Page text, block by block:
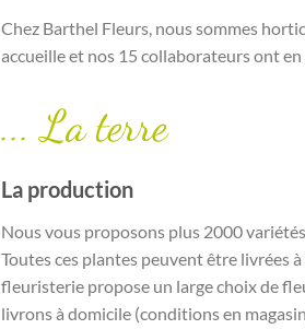
Chez Barthel Fleurs, nous sommes
accueille et nos 15 collaborateurs ont
... La terre
La production
Nous vous proposons plus 2000
Toutes ces plantes peuvent être livrées
fleuristerie propose un large choix de
livrons à domicile (conditions en